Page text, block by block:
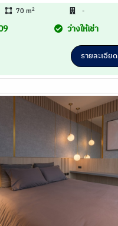
70 m2 -
ว่างให้เช่า
รายละเอียด